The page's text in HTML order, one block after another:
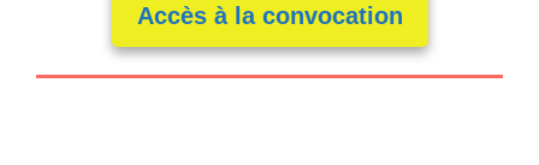
Accès à la convocation